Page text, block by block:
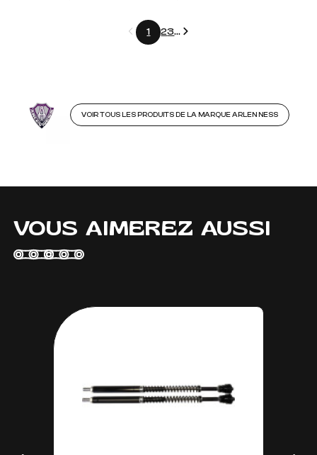
Précédent
1 23... Suivant
VOIR TOUS LES PRODUITS DE LA MARQUE ARLEN NESS
VOUS AIMEREZ AUSSI